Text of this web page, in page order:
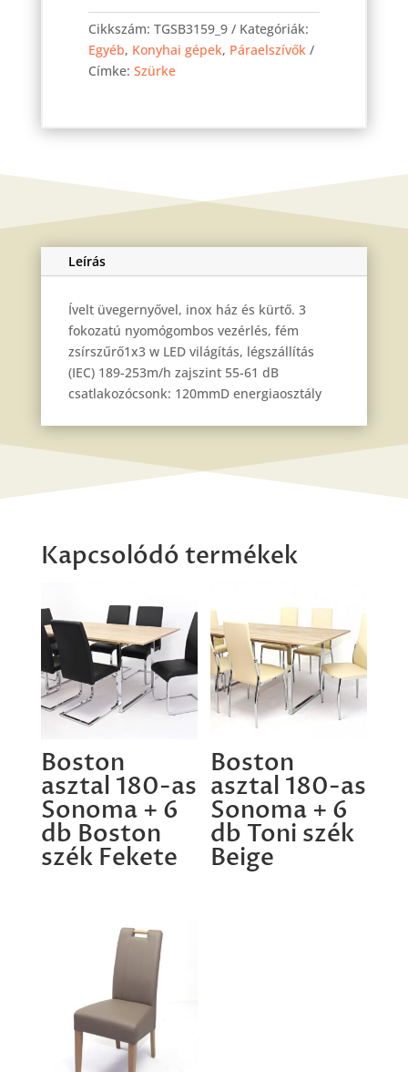
BLEND
3159
elszívó
mennyiség
Cikkszám: TGSB3159_9
Kategóriák:
Egyéb, Konyhai gépek, Páraelszívők
Címke: Szürke
Leírás
Ívelt üvegernyővel, inox ház és kürtő. 3
fokozatú nyomógombos vezérlés, fém
zsírszűrő1x3 w LED világítás, légszállítás
(IEC) 189-253m/h zajszint 55-61 dB
csatlakozócsonk: 120mmD energiaosztály
Kapcsolódó termékek
Boston
asztal 180-as
Sonoma + 6
db Boston
szék Fekete
Boston
asztal 180-as
Sonoma + 6
db Toni szék
Beige